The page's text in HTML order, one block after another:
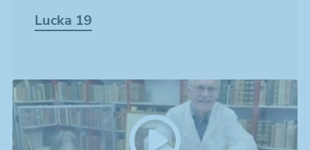
Lucka 19